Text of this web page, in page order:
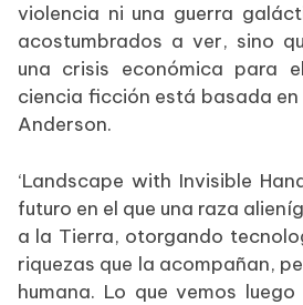
violencia ni una guerra
acostumbrados a ver, sino
una crisis económica para
ciencia ficción está basada en
Anderson.
‘Landscape with Invisible
futuro en el que una raza
a la Tierra, otorgando
riquezas que la acompañan,
humana. Lo que vemos